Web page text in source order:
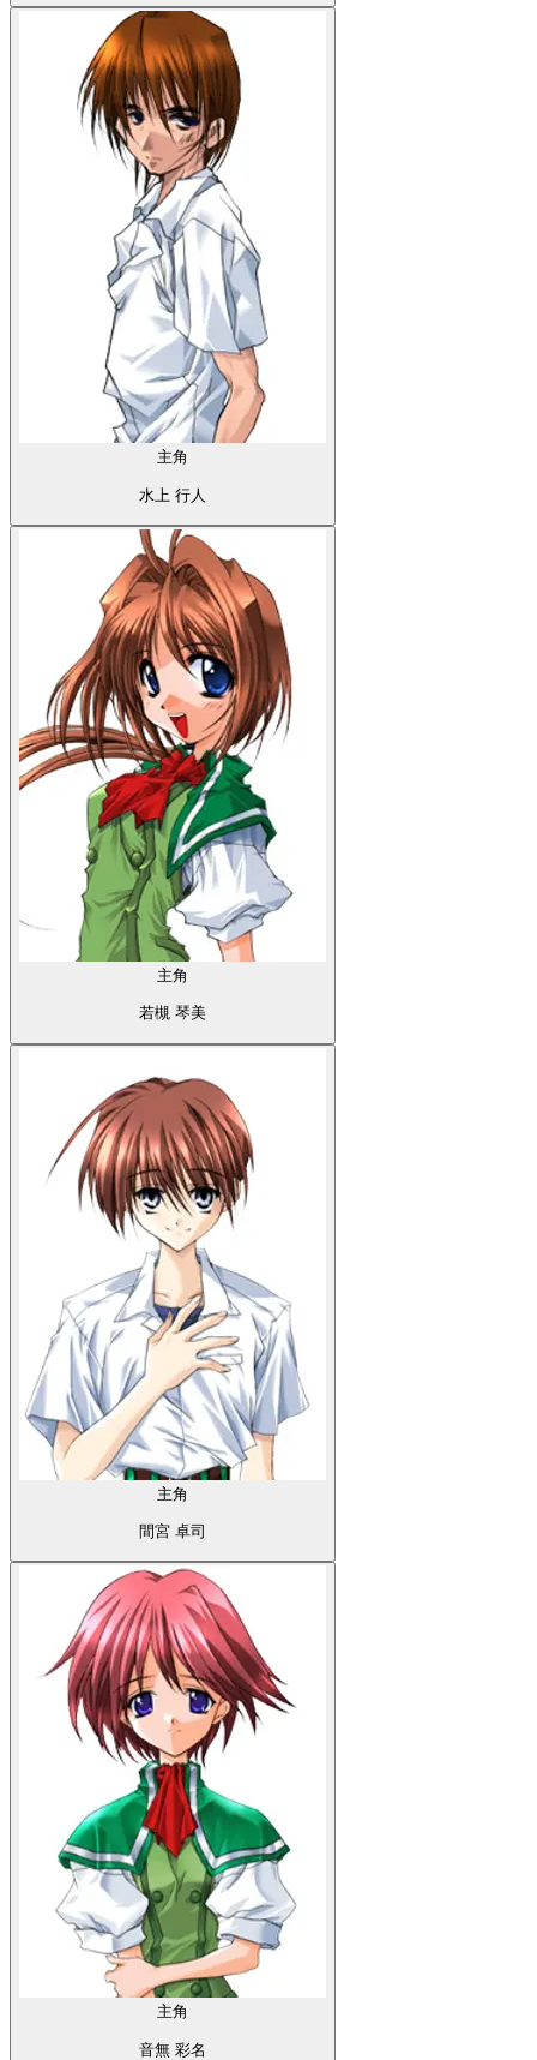
主角
水上 行人
主角
若槻 琴美
主角
間宮 卓司
主角
音無 彩名